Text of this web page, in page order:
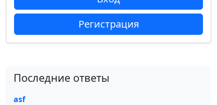
Регистрация
Последние ответы
asf